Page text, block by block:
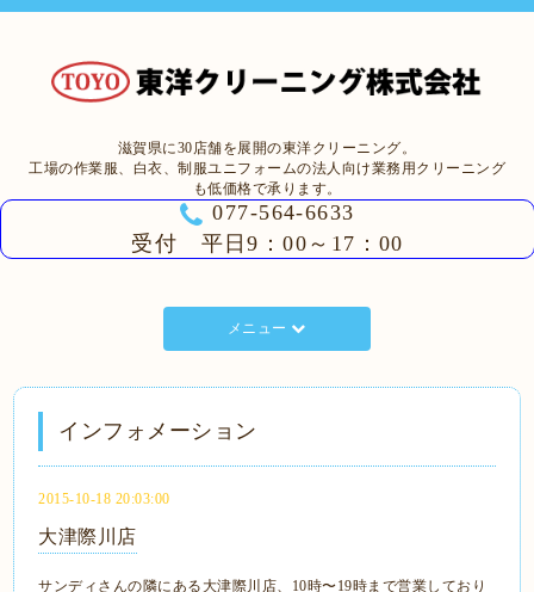
滋賀県に30店舗を展開の東洋クリーニング。
工場の作業服、白衣、制服ユニフォームの法人向け業務用クリーニング
も低価格で承ります。
077-564-6633
受付 平日9：00～17：00
メニュー
インフォメーション
2015-10-18 20:03:00
大津際川店
サンディ さんの隣にある大津際川店、10時〜19時まで営業しており